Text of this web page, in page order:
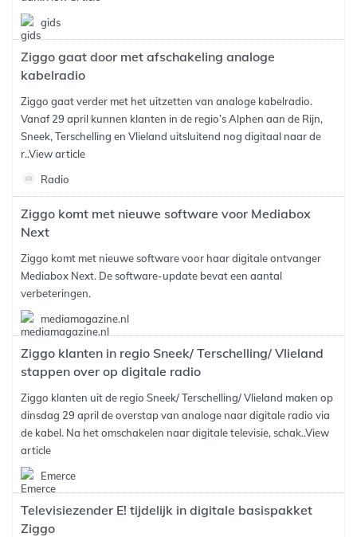
gids
Ziggo gaat door met afschakeling analoge
kabelradio
Ziggo gaat verder met het uitzetten van analoge kabelradio.
Vanaf 29 april kunnen klanten in de regio’s Alphen aan de Rijn,
Sneek, Terschelling en Vlieland uitsluitend nog digitaal naar de
r..View article
Radio
Ziggo komt met nieuwe software voor Mediabox
Next
Ziggo komt met nieuwe software voor haar digitale ontvanger
Mediabox Next. De software-update bevat een aantal
verbeteringen.
mediamagazine.nl
Ziggo klanten in regio Sneek/ Terschelling/ Vlieland
stappen over op digitale radio
Ziggo klanten uit de regio Sneek/ Terschelling/ Vlieland maken op
dinsdag 29 april de overstap van analoge naar digitale radio via
de kabel. Na het omschakelen naar digitale televisie, schak..View
article
Emerce
Televisiezender E! tijdelijk in digitale basispakket
Ziggo